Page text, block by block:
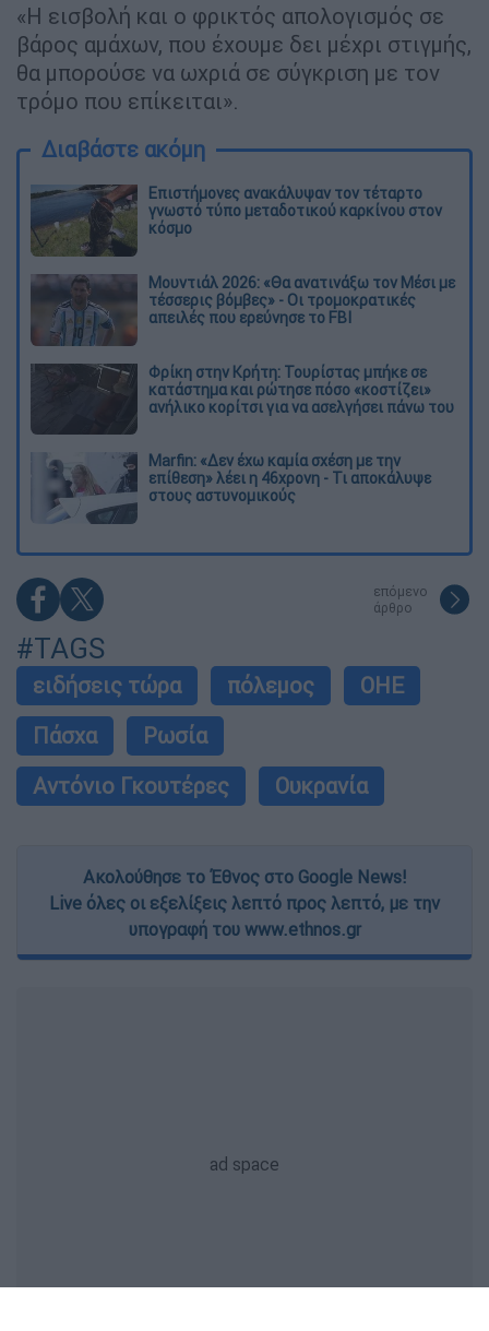
«Η εισβολή και ο φρικτός απολογισμός σε
βάρος αμάχων, που έχουμε δει μέχρι στιγμής,
θα μπορούσε να ωχριά σε σύγκριση με τον
τρόμο που επίκειται».
Διαβάστε ακόμη
Επιστήμονες ανακάλυψαν τον τέταρτο
γνωστό τύπο μεταδοτικού καρκίνου στον
κόσμο
Μουντιάλ 2026: «Θα ανατινάξω τον Μέσι με
τέσσερις βόμβες» - Οι τρομοκρατικές
απειλές που ερεύνησε το FBI
Φρίκη στην Κρήτη: Τουρίστας μπήκε σε
κατάστημα και ρώτησε πόσο «κοστίζει»
ανήλικο κορίτσι για να ασελγήσει πάνω του
Marfin: «Δεν έχω καμία σχέση με την
επίθεση» λέει η 46χρονη - Τι αποκάλυψε
στους αστυνομικούς
επόμενο
άρθρο
#TAGS
ειδήσεις τώρα πόλεμος
ΟΗΕ
Πάσχα
Ρωσία
Αντόνιο Γκουτέρες
Ουκρανία
Ακολούθησε το Έθνος στο Google News!
Live όλες οι εξελίξεις λεπτό προς λεπτό, με την
υπογραφή του www.ethnos.gr